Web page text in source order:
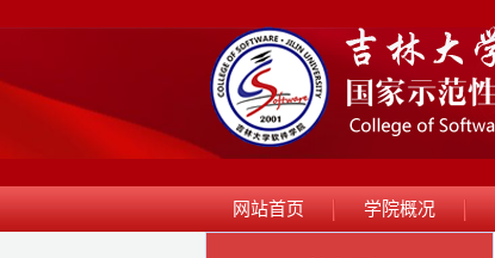
网站首页 学院概况